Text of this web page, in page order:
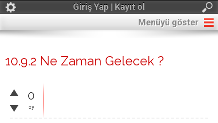
Giriş Yap | Kayıt ol
Menüyü göster
10.9.2 Ne Zaman Gelecek ?
0
oy